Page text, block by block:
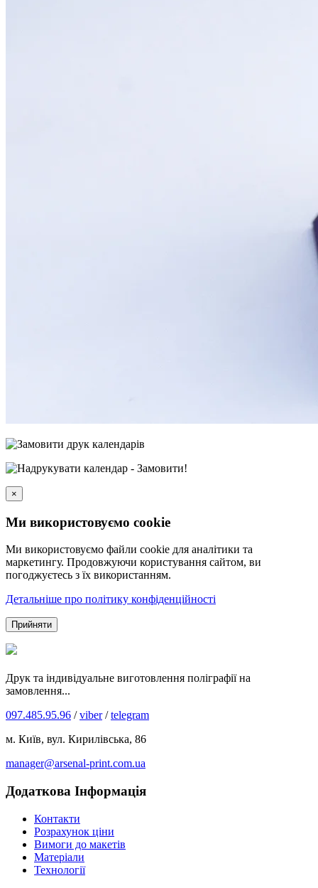
×
Ми використовуємо cookie
Ми використовуємо файли cookie для аналітики та
маркетингу. Продовжуючи користування сайтом, ви
погоджуєтесь з їх використанням.
Детальніше про політику конфіденційності
Прийняти
Друк та індивідуальне виготовлення поліграфії на
замовлення...
097.485.95.96 /viber/telegram
м. Київ, вул. Кирилівська, 86
manager@arsenal-print.com.ua
Додаткова Інформація
Контакти
Розрахунок ціни
Вимоги до макетів
Матеріали
Технології